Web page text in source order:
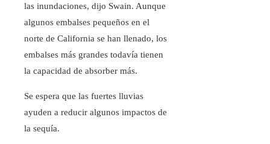
las inundaciones, dijo Swain. Aunque
algunos embalses pequeños en el
norte de California se han llenado, los
embalses más grandes todavía tienen
la capacidad de absorber más.
Se espera que las fuertes lluvias
ayuden a reducir algunos impactos de
la sequía.